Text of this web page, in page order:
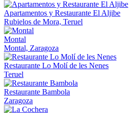
Apartamentos y Restaurante El Aljibe
Rubielos de Mora, Teruel
Montal
Montal, Zaragoza
Restaurante Lo Molí de les Nenes
Teruel
Restaurante Bambola
Zaragoza